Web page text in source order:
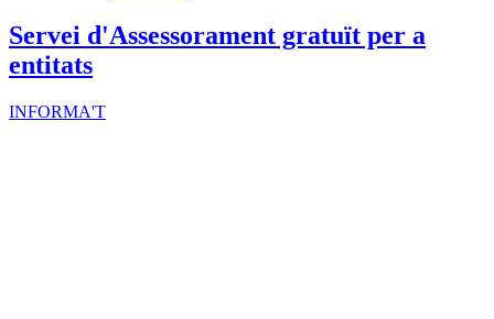
Servei d'Assessorament gratuït per a
entitats
INFORMA'T